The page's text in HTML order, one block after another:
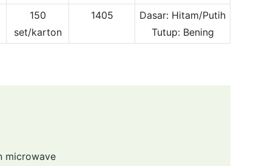
150
set/karton
1405
Dasar: Hitam/Putih
Tutup: Bening
microwave